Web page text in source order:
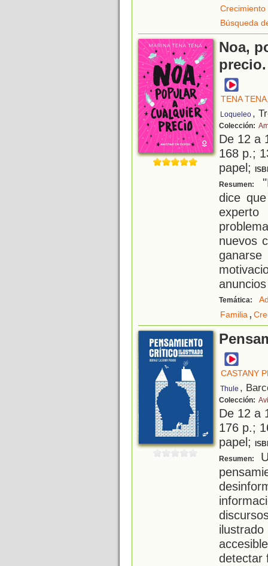
Crecimiento
Búsqueda
Noa,
TENA
Loqueleo ,
Colección:
De 12 a
168 p.;
papel;
Resumen:
dice
nuevos
Temática:
Familia,
CASTANY
Thule ,
Colección:
De 12 a
176 p.;
papel;
Resumen:
detectar